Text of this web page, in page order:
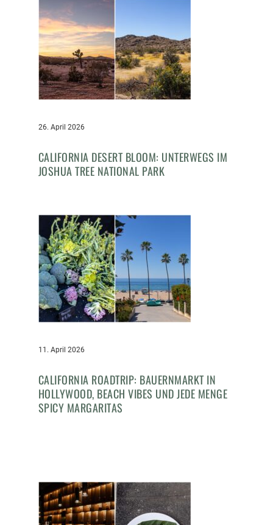
26. April 2026
CALIFORNIA DESERT BLOOM: UNTERWEGS IM
JOSHUA TREE NATIONAL PARK
11. April 2026
CALIFORNIA ROADTRIP: BAUERNMARKT IN
HOLLYWOOD, BEACH VIBES UND JEDE MENGE
SPICY MARGARITAS